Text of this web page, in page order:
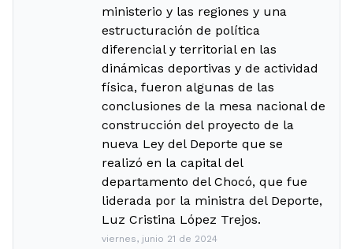
ministerio y las regiones y una
estructuración de política
diferencial y territorial en las
dinámicas deportivas y de actividad
física, fueron algunas de las
conclusiones de la mesa nacional de
construcción del proyecto de la
nueva Ley del Deporte que se
realizó en la capital del
departamento del Chocó, que fue
liderada por la ministra del Deporte,
Luz Cristina López Trejos.
viernes, junio 21 de 2024